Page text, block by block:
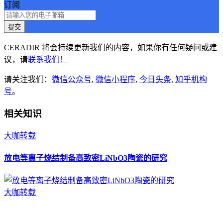
订阅
提交
CERADIR 将会持续更新我们的内容，如果你有任何疑问或建
议，请联系我们！
请关注我们： 微信公众号, 微信小程序, 今日头条, 知乎机构
号。
相关知识
大咖转载
放电等离子烧结制备高致密LiNbO3陶瓷的研究
大咖转载